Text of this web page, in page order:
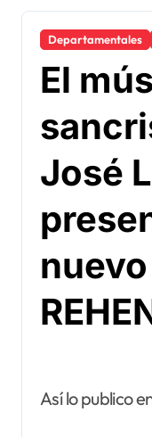
Departamentales
El
José
Así lo publico